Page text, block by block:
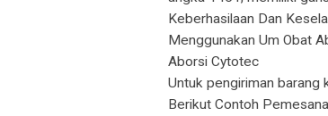
Keberhasilaan Dan
Menggunakan Um Obat
Aborsi Cytotec
Untuk pengiriman barang
Berikut Contoh